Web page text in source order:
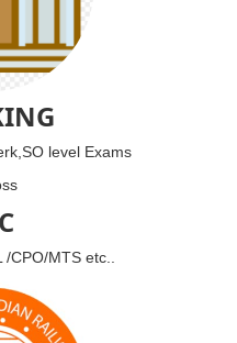
level Exams
/CPO/MTS etc..